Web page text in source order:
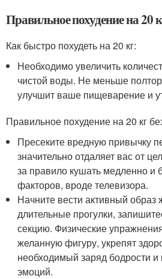
Правильное похудение на 20
Как быстро похудеть на 20 кг:
Необходимо увеличить
чистой воды. Не меньше
улучшит ваше пищеварение и
Правильное похудение на 20 кг
Пресеките вредную привычку
значительно отдаляет вас от
за правило кушать медленно и
факторов, вроде телевизора.
Начните вести активный
длительные прогулки,
секцию. Физические
желанную фигуру, укрепят
необходимый заряд бодрости
эмоций.